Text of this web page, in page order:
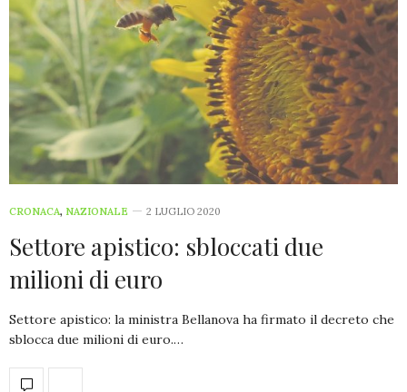
CRONACA, NAZIONALE 2 LUGLIO 2020
Settore apistico: sbloccati due
milioni di euro
Settore apistico: la ministra Bellanova ha firmato il decreto che
sblocca due milioni di euro.…